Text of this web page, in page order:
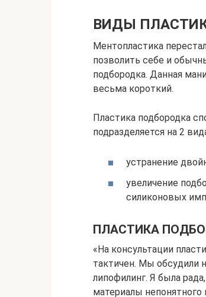
ВИДЫ
Ментопластика
позволить себе и
подбородка. Данная
весьма короткий.
Пластика подбородка
подразделяется на 2
устранение
увеличение
силиконовых
ПЛАСТИКА
«На консультации
тактичен. Мы обсудили
липофилинг. Я была
материалы